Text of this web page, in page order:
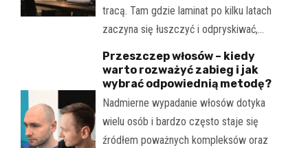
tracą. Tam gdzie laminat po kilku latach
zaczyna się łuszczyć i odpryskiwać,…
Przeszczep włosów – kiedy
warto rozważyć zabieg i jak
wybrać odpowiednią metodę?
Nadmierne wypadanie włosów dotyka
wielu osób i bardzo często staje się
źródłem poważnych kompleksów oraz